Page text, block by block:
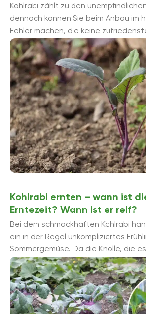
Kohlrabi zählt zu den
dennoch können Sie beim Anbau im
Fehler machen, die keine
Folge haben. Diese sind schnell
Kohlrabi ernten – wann ist
Erntezeit? Wann ist er reif?
Bei dem schmackhaften Kohlrabi
ein in der Regel unkompliziertes
Sommergemüse. Da die Knolle, die
Farben von weiß, grün ...